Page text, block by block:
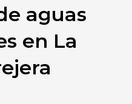
aguas
en La